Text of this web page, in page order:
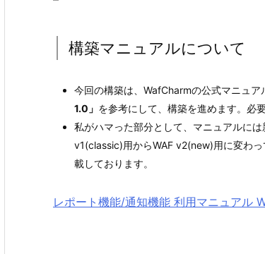
構築マニュアルについて
今回の構築は、WafCharmの公式マニュア
1.0」 を参考にして、構築を進めます。必
私がハマった部分として、マニュアルに
v1(classic)用からWAF v2(new)用に変わ
載しております。
レポート機能/通知機能 利用マニュアル